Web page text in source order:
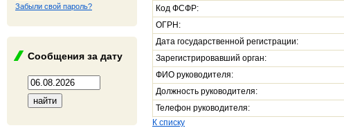
Забыли свой пароль?
Сообщения за дату
Код ФСФР:
ОГРН:
Дата государственной регистрации:
Зарегистрировавший орган:
ФИО руководителя:
Должность руководителя:
Телефон руководителя:
К списку